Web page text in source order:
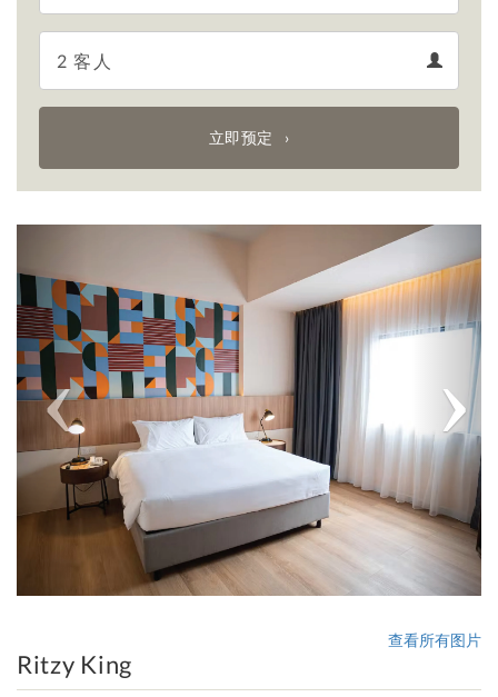
立即预定
查看所有图片
Ritzy King